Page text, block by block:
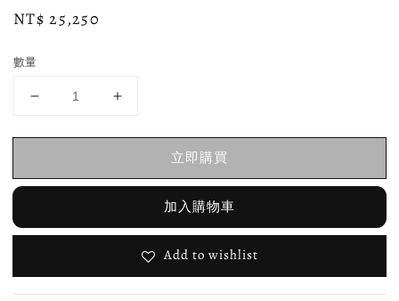
Regular
NT$ 25,250
數量
立即購買
加入購物車
Add to wishlist